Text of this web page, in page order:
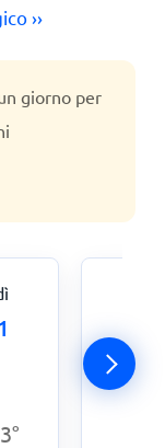
››
giorno per
°